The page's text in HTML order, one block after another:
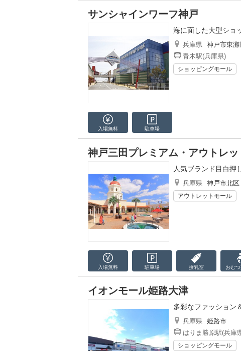
サンシャインワーフ神戸
海に面した大型ショ
兵庫県 神戸市東灘
青木駅(兵庫県)
ショッピングモール
入場無料 駐車場
神戸三田プレミアム・アウトレッ
人気ブランド目白押
兵庫県 神戸市北区
アウトレットモール
入場無料 駐車場 授乳室 おむつ
イオンモール姫路大津
多彩なファッション
兵庫県 姫路市
はりま勝原駅(兵庫
ショッピングモール